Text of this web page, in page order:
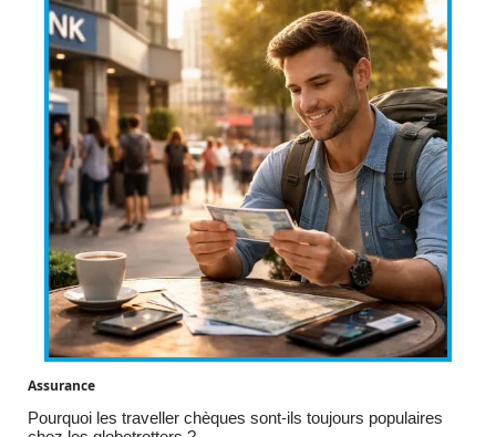
Assurance
Pourquoi les traveller chèques sont-ils toujours populaires